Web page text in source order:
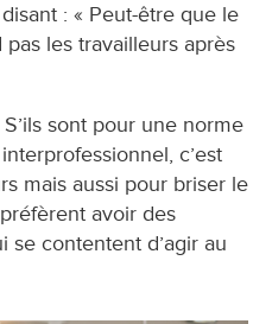
: « Peut-être que le
les travailleurs après
S’ils sont pour une norme
c’est
mais aussi pour briser le
avoir des
se contentent d’agir au